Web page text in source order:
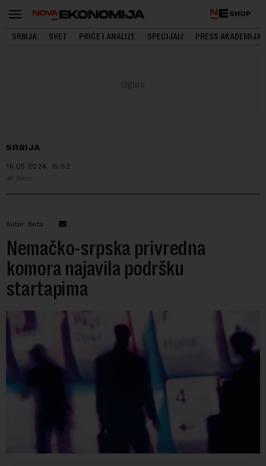
SHOP
SRBIJA SVET PRIČE I ANALIZE SPECIJALI PRESS AKADEMIJA
SRBIJA
16.05.2024. 15:52
Beta
Autor: Beta
Nemačko-srpska privredna
komora najavila podršku
startapima